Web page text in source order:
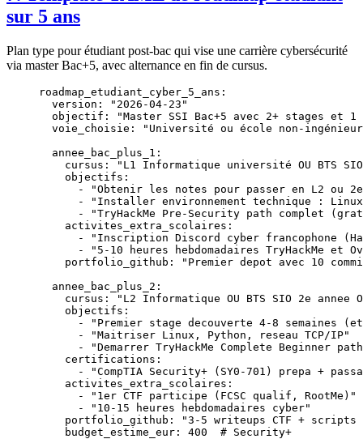
sur 5 ans
Plan type pour étudiant post-bac qui vise une carrière cybersécurité
via master Bac+5, avec alternance en fin de cursus.
roadmap_etudiant_cyber_5_ans :
  version
:
"2026-04-23"
  objectif
:
"Master SSI Bac+5 avec 2+ stages
  voie_choisie
:
"Université ou école non-
  annee_bac_plus_1
:
    cursus
:
"L1 Informatique université OU BTS
    objectifs
:
      -
"Obtenir les notes pour passer en L2 ou 2e
      -
"Installer environnement technique :
      -
"TryHackMe Pre-Security path complet
    activites_extra_scolaires
:
      -
"Inscription Discord cyber francophone
      -
"5-10 heures hebdomadaires TryHackMe et
    portfolio_github
:
"Premier depot avec 10
  annee_bac_plus_2
:
    cursus
:
"L2 Informatique OU BTS SIO 2e annee
    objectifs
:
      -
"Premier stage decouverte 4-8 semaines
      -
"Maitriser Linux, Python, reseau TCP/IP"
      -
"Demarrer TryHackMe Complete Beginner
    certifications
:
      -
"CompTIA Security+ (SY0-701) prepa +
    activites_extra_scolaires
:
      -
"1er CTF participe (FCSC qualif, RootMe)"
      -
"10-15 heures hebdomadaires cyber"
    portfolio_github
:
"3-5 writeups CTF + scripts
    budget_estime_eur
: 400
  # Security+